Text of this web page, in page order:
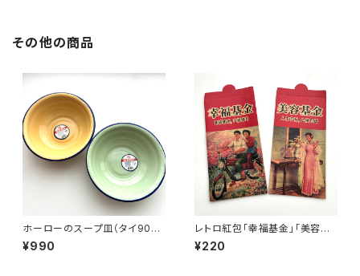
その他の商品
ホーローのスープ皿（タイ90年
代製デッドストック）
¥990
レトロ紅包「幸福基金」「美容基
金」セット
¥220